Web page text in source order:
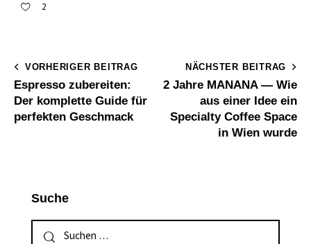
2
VORHERIGER BEITRAG
Espresso zubereiten:
Der komplette Guide für
perfekten Geschmack
NÄCHSTER BEITRAG
2 Jahre MANANA — Wie
aus einer Idee ein
Specialty Coffee Space
in Wien wurde
Suche